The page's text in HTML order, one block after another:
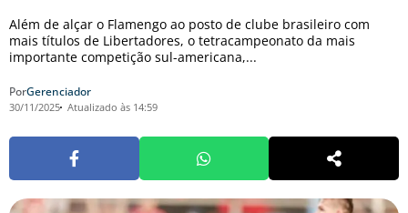
Além de alçar o Flamengo ao posto de clube brasileiro com
mais títulos de Libertadores, o tetracampeonato da mais
importante competição sul-americana,...
PorGerenciador
30/11/2025 Atualizado às 14:59